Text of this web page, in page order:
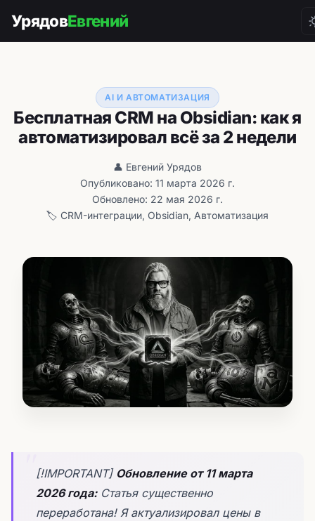
УрядовЕвгений
AI И АВТОМАТИЗАЦИЯ
Бесплатная CRM на Obsidian: как я
автоматизировал всё за 2 недели
👤 Евгений Урядов
Опубликовано: 11 марта 2026 г.
Обновлено: 22 мая 2026 г.
🏷️ CRM-интеграции, Obsidian, Автоматизация
[!IMPORTANT] Обновление от 11 марта
2026 года:Статья существенно
переработана! Я актуализировал цены в